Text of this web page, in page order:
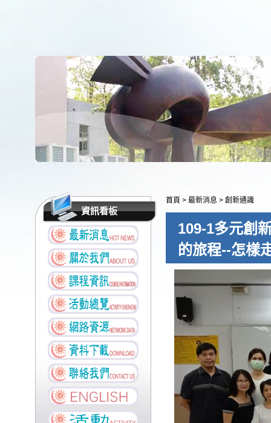
資訊看板
首頁 > 最新消息 > 創新通識
109-1多元創
的旅程--怎樣